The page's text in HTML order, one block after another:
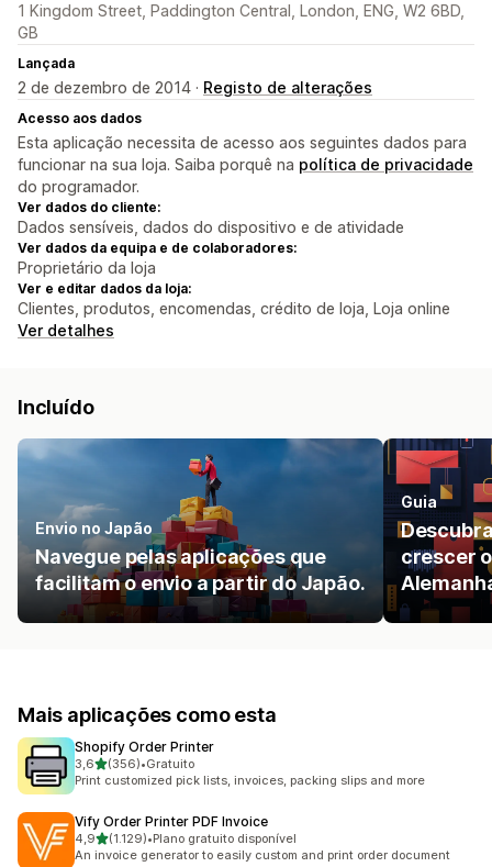
1 Kingdom Street, Paddington Central, London, ENG, W2 6BD,
GB
Lançada
2 de dezembro de 2014 · Registo de alterações
Acesso aos dados
Esta aplicação necessita de acesso aos seguintes dados para
funcionar na sua loja. Saiba porquê na política de privacidade
do programador.
Ver dados do cliente:
Dados sensíveis, dados do dispositivo e de atividade
Ver dados da equipa e de colaboradores:
Proprietário da loja
Ver e editar dados da loja:
Clientes, produtos, encomendas, crédito de loja, Loja online
Ver detalhes
Incluído
Envio no Japão
Navegue pelas aplicações que
facilitam o envio a partir do Japão.
Guia
crescer
Mais aplicações como esta
Shopify Order Printer
3,6de 5 estrelas
(356)
356 total de avaliações
•Gratuito
Print customized pick lists, invoices, packing slips and more
Vify Order Printer PDF Invoice
4,9de 5 estrelas
(1.129)
1129 total de avaliações
•Plano gratuito disponível
An invoice generator to easily custom and print order document